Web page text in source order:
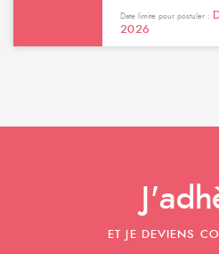
Date limite pour postuler :
2026
ET JE DEVIENS